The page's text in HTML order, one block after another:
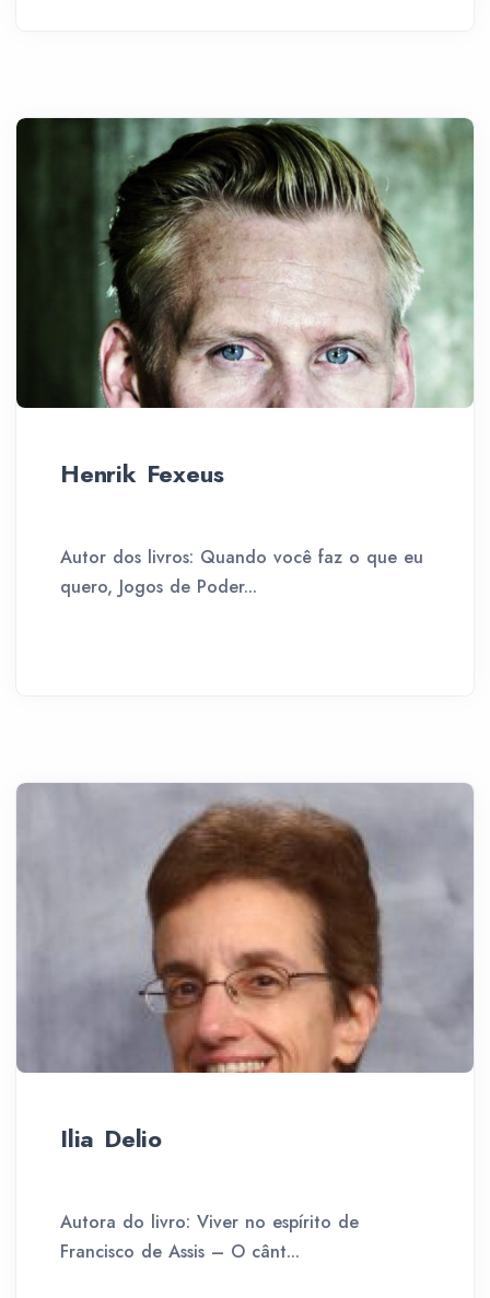
Henrik Fexeus
Autor dos livros: Quando você faz o que eu
quero, Jogos de Poder...
Ilia Delio
Autora do livro: Viver no espírito de
Francisco de Assis – O cânt...